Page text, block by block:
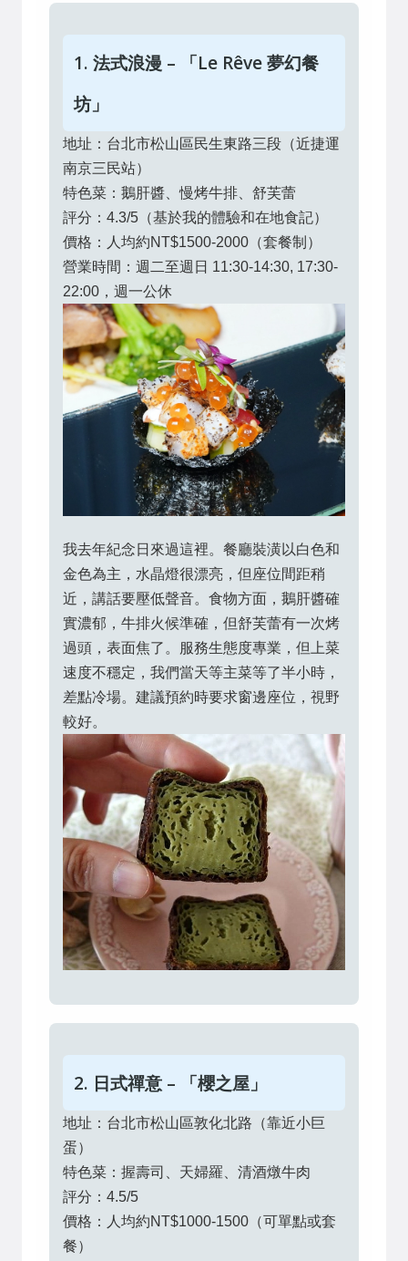
1. 法式浪漫 – 「Le Rêve 夢幻餐
坊」
地址：台北市松山區民生東路三段（近捷運
南京三民站）
特色菜：鵝肝醬、慢烤牛排、舒芙蕾
評分：4.3/5（基於我的體驗和在地食記）
價格：人均約NT$1500-2000（套餐制）
營業時間：週二至週日 11:30-14:30, 17:30-
22:00，週一公休
我去年紀念日來過這裡。餐廳裝潢以白色和
金色為主，水晶燈很漂亮，但座位間距稍
近，講話要壓低聲音。食物方面，鵝肝醬確
實濃郁，牛排火候準確，但舒芙蕾有一次烤
過頭，表面焦了。服務生態度專業，但上菜
速度不穩定，我們當天等主菜等了半小時，
差點冷場。建議預約時要求窗邊座位，視野
較好。
2. 日式禪意 – 「櫻之屋」
地址：台北市松山區敦化北路（靠近小巨
蛋）
特色菜：握壽司、天婦羅、清酒燉牛肉
評分：4.5/5
價格：人均約NT$1000-1500（可單點或套
餐）